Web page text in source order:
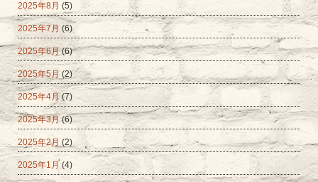
2025年8月 (5)
2025年7月 (6)
2025年6月(6)
2025年5月 (2)
2025年4月(7)
2025年3月(6)
2025年2月 (2)
2025年1月 (4)